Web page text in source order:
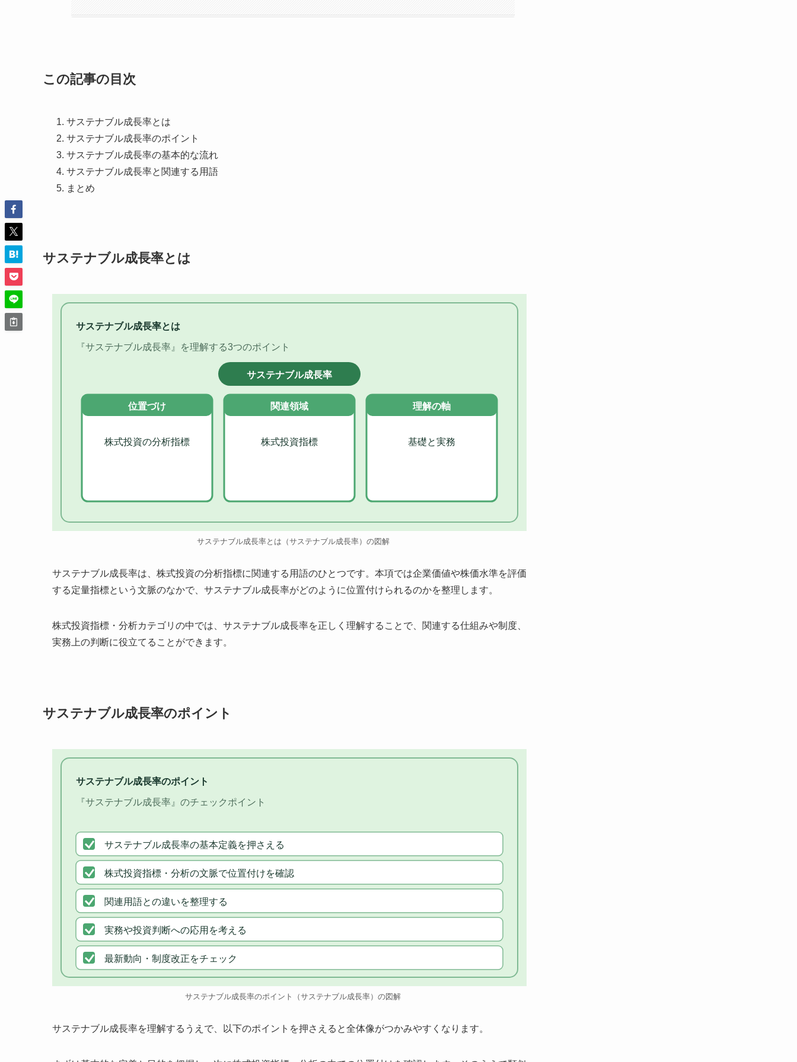
この記事の目次
サステナブル成長率とは
サステナブル成長率のポイント
サステナブル成長率の基本的な流れ
サステナブル成長率と関連する用語
まとめ
サステナブル成長率とは
サステナブル成長率とは
『サステナブル成長率』を理解する3つのポイント
サステナブル成長率
位置づけ
株式投資の分析指標
関連領域
株式投資指標
理解の軸
基礎と実務
サステナブル成長率とは（サステナブル成長率）の図解
サステナブル成長率は、株式投資の分析指標に関連する用語のひとつです。本項では企業価値や株価水準を評価
する定量指標という文脈のなかで、サステナブル成長率がどのように位置付けられるのかを整理します。
株式投資指標・分析カテゴリの中では、サステナブル成長率を正しく理解することで、関連する仕組みや制度、
実務上の判断に役立てることができます。
サステナブル成長率のポイント
サステナブル成長率のポイント
『サステナブル成長率』のチェックポイント
サステナブル成長率の基本定義を押さえる
株式投資指標・分析の文脈で位置付けを確認
関連用語との違いを整理する
実務や投資判断への応用を考える
最新動向・制度改正をチェック
サステナブル成長率のポイント（サステナブル成長率）の図解
サステナブル成長率を理解するうえで、以下のポイントを押さえると全体像がつかみやすくなります。